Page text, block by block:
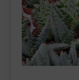
MASCOTAS
DECORACIÓN
HORARIO GARDEN
CONTACTAR